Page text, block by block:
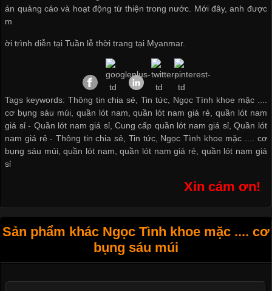
án quảng cáo và hoạt động từ thiện trong nước. Mới đây, anh được
m
ời trình diễn tại Tuần lễ thời trang tại Myanmar.
Tags keywords: Thông tin chia sẻ, Tin tức, Ngọc Tình khoe mặc ....
cơ bụng sáu múi, quần lót nam, quần lót nam giá rẻ, quần lót nam
giá sỉ - Quần lót nam giá sỉ,Cung cấp quần lót nam giá sỉ,Quần lót
nam giá rẻ -Thông tin chia sẻ, Tin tức, Ngọc Tình khoe mặc .... cơ
bụng sáu múi,quần lót nam,quần lót nam giá rẻ, quần lót nam giá
sỉ
Xin cám ơn!
Sản phẩm khác Ngọc Tình khoe mặc .... cơ
bụng sáu múi